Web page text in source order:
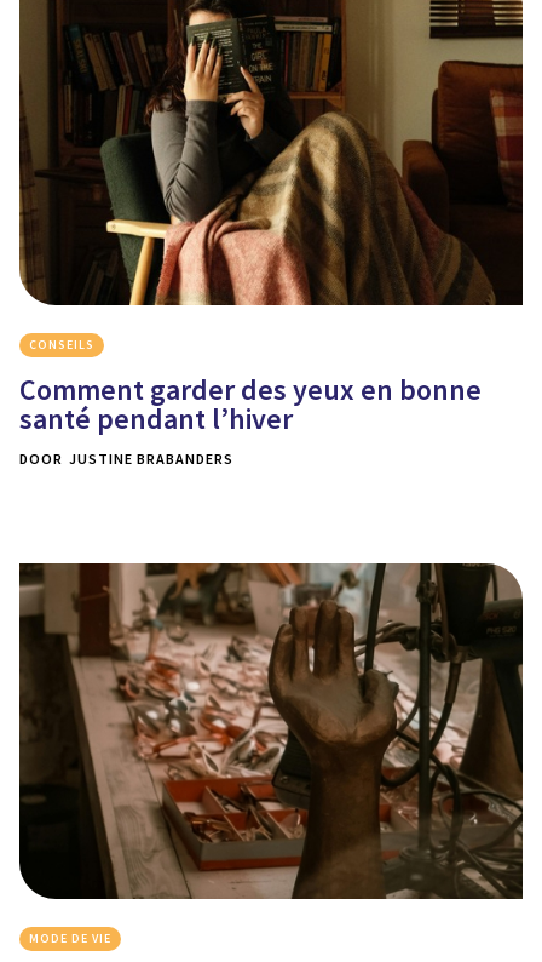
CONSEILS
Comment garder des yeux en bonne
santé pendant l’hiver
DOOR JUSTINE BRABANDERS
MODE DE VIE